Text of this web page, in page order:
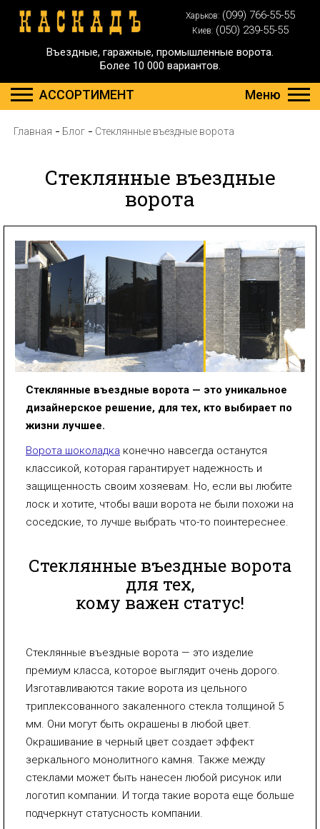
Харьков: (099) 766-55-55
Киев: (050) 239-55-55
Въездные, гаражные, промышленные ворота.
Более 10 000 вариантов.
АССОРТИМЕНТ Меню
Главная Блог Стеклянные въездные ворота
Стеклянные въездные
ворота
Стеклянные въездные ворота — это уникальное
дизайнерское решение, для тех, кто выбирает по
жизни лучшее.
Ворота шоколадка конечно навсегда останутся
классикой, которая гарантирует надежность и
защищенность своим хозяевам. Но, если вы любите
лоск и хотите, чтобы ваши ворота не были похожи на
соседские, то лучше выбрать что-то поинтереснее.
Стеклянные въездные ворота
для тех,
кому важен статус!
Стеклянные въездные ворота — это изделие
премиум класса, которое выглядит очень дорого.
Изготавливаются такие ворота из цельного
триплексованного закаленного стекла толщиной 5
мм. Они могут быть окрашены в любой цвет.
Окрашивание в черный цвет создает эффект
зеркального монолитного камня. Также между
стеклами может быть нанесен любой рисунок или
логотип компании. И тогда такие ворота еще больше
подчеркнут статусность компании.